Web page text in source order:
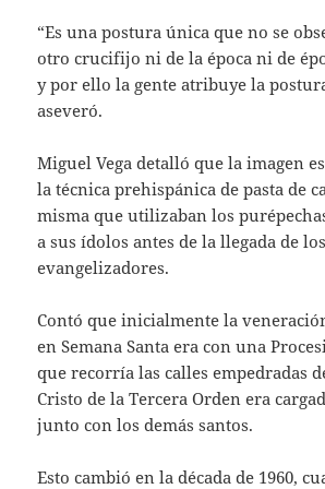
“Es una postura única que no se
otro crucifijo ni de la época ni de
y por ello la gente atribuye la
aseveró.
Miguel Vega detalló que la imagen
la técnica prehispánica de pasta de
misma que utilizaban los
a sus ídolos antes de la llegada de los
evangelizadores.
Contó que inicialmente la
en Semana Santa era con una
que recorría las calles empedradas
Cristo de la Tercera Orden era
junto con los demás santos.
Esto cambió en la década de 1960,